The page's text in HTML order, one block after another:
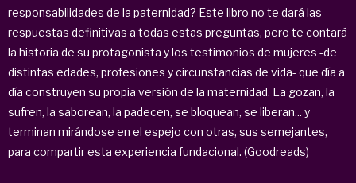
responsabilidades de la paternidad? Este libro no te dará las
respuestas definitivas a todas estas preguntas, pero te contará
la historia de su protagonista y los testimonios de mujeres -de
distintas edades, profesiones y circunstancias de vida- que día a
día construyen su propia versión de la maternidad. La gozan, la
sufren, la saborean, la padecen, se bloquean, se liberan... y
terminan mirándose en el espejo con otras, sus semejantes,
para compartir esta experiencia fundacional. (Goodreads)